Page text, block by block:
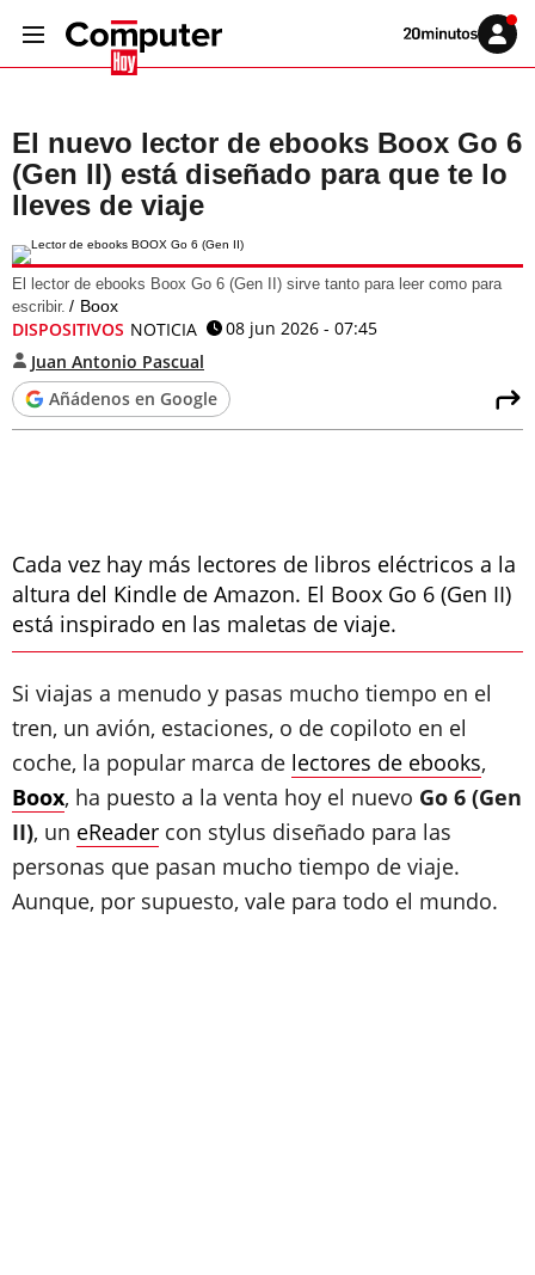
Volver
Iniciar
sesión
El nuevo lector de ebooks Boox Go 6
(Gen II) está diseñado para que te lo
lleves de viaje
El lector de ebooks Boox Go 6 (Gen II) sirve tanto para leer como para
escribir.
Boox
DISPOSITIVOS NOTICIA
08 jun 2026 - 07:45
Juan Antonio Pascual
Añádenos en Google
Cada vez hay más lectores de libros eléctricos a la
altura del Kindle de Amazon. El Boox Go 6 (Gen II)
está inspirado en las maletas de viaje.
Si viajas a menudo y pasas mucho tiempo en el
tren, un avión, estaciones, o de copiloto en el
coche, la popular marca de lectores de ebooks,
Boox, ha puesto a la venta hoy el nuevo Go 6 (Gen
II), un eReader con stylus diseñado para las
personas que pasan mucho tiempo de viaje.
Aunque, por supuesto, vale para todo el mundo.